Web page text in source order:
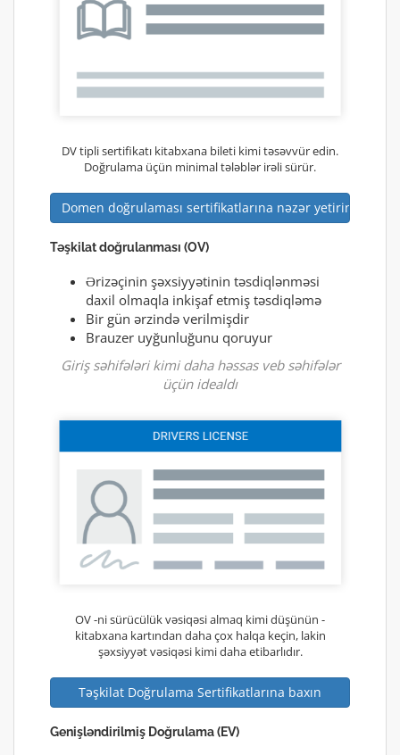
DV tipli sertifikatı kitabxana bileti kimi təsəvvür edin.
Doğrulama üçün minimal tələblər irəli sürür.
Domen doğrulaması sertifikatlarına nəzər yetirin
Təşkilat doğrulanması (OV)
Ərizəçinin şəxsiyyətinin təsdiqlənməsi
daxil olmaqla inkişaf etmiş təsdiqləmə
Bir gün ərzində verilmişdir
Brauzer uyğunluğunu qoruyur
Giriş səhifələri kimi daha həssas veb səhifələr
üçün idealdı
OV -ni sürücülük vəsiqəsi almaq kimi düşünün -
kitabxana kartından daha çox halqa keçin, lakin
şəxsiyyət vəsiqəsi kimi daha etibarlıdır.
Təşkilat Doğrulama Sertifikatlarına baxın
Genişləndirilmiş Doğrulama (EV)